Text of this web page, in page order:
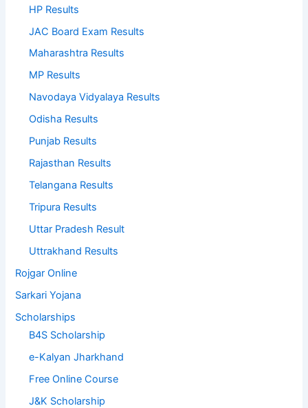
HP Results
JAC Board Exam Results
Maharashtra Results
MP Results
Navodaya Vidyalaya Results
Odisha Results
Punjab Results
Rajasthan Results
Telangana Results
Tripura Results
Uttar Pradesh Result
Uttrakhand Results
Rojgar Online
Sarkari Yojana
Scholarships
B4S Scholarship
e-Kalyan Jharkhand
Free Online Course
J&K Scholarship